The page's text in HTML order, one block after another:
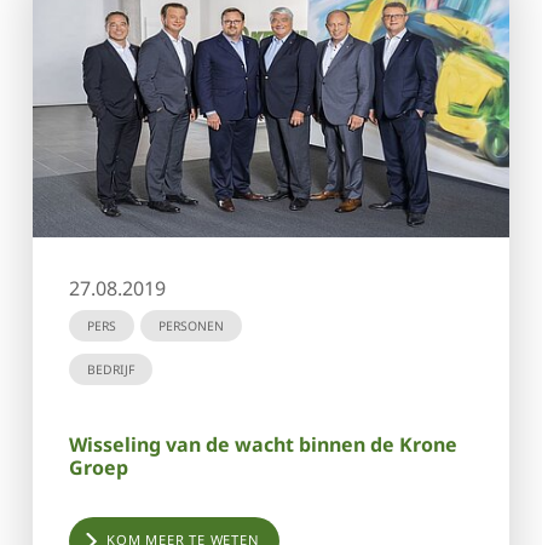
27.08.2019
PERS PERSONEN
BEDRIJF
Wisseling van de wacht binnen de Krone
Groep
KOM MEER TE WETEN